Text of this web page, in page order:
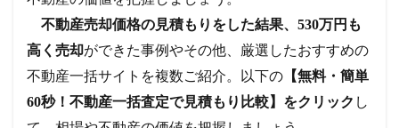
不動産売却価格の見積もりをした結果、530万円も
高く売却ができた事例やその他、厳選したおすすめの
不動産一括サイトを複数ご紹介。以下の 【無料・簡単
60秒！不動産一括査定で見積もり比較】をクリック し